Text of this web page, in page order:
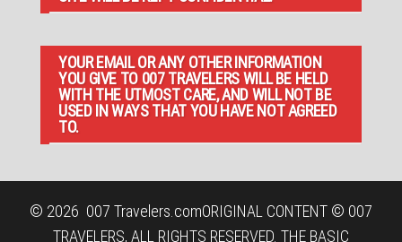
YOUR EMAIL OR ANY OTHER INFORMATION
YOU GIVE TO 007 TRAVELERS WILL BE HELD
WITH THE UTMOST CARE, AND WILL NOT BE
USED IN WAYS THAT YOU HAVE NOT AGREED
TO.
© 2026 007 Travelers.comORIGINAL CONTENT © 007
TRAVELERS, ALL RIGHTS RESERVED. THE BASIC